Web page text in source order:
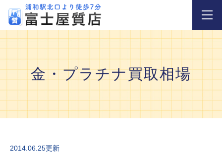
金・プラチナ買取相場
2014.06.25更新